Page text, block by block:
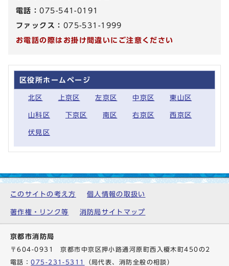
電話：075-541-0191
ファックス： 075-531-1999
お電話の際はお掛け間違いにご注意ください
区役所ホームページ
北区 上京区 左京区 中京区 東山区
山科区 下京区 南区 右京区 西京区
伏見区
このサイトの考え方 個人情報の取扱い
著作権・リンク等 消防局サイトマップ
京都市消防局
〒604-0931 京都市中京区押小路通河原町西入榎木町450の2
電話：075-231-5311 （局代表、消防全般の相談）